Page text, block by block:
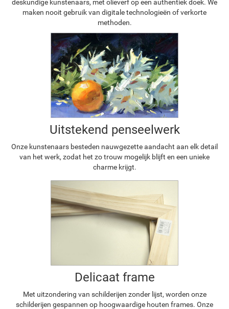
deskundige kunstenaars, met olieverf op een authentiek doek. We
maken nooit gebruik van digitale technologieën of verkorte
methoden.
Uitstekend penseelwerk
Onze kunstenaars besteden nauwgezette aandacht aan elk detail
van het werk, zodat het zo trouw mogelijk blijft en een unieke
charme krijgt.
Delicaat frame
Met uitzondering van schilderijen zonder lijst, worden onze
schilderijen gespannen op hoogwaardige houten frames. Onze